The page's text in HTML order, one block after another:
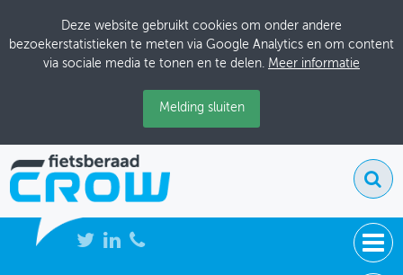
Deze website gebruikt cookies om onder andere
bezoekerstatistieken te meten via Google Analytics en om content
via sociale media te tonen en te delen. Meer informatie
Melding sluiten